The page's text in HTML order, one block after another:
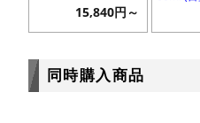
15,840円～
同時購入商品